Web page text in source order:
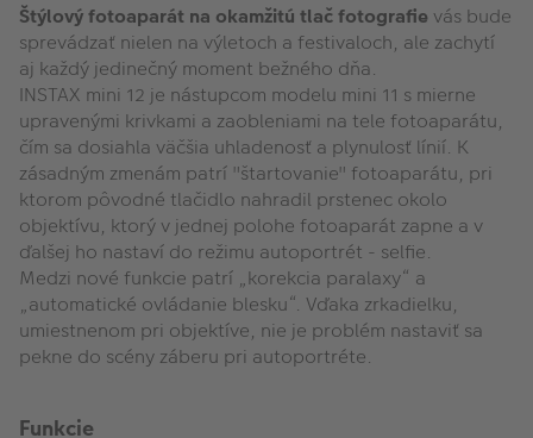
Štýlový fotoaparát na okamžitú tlač fotografie vás bude
sprevádzať nielen na výletoch a festivaloch, ale zachytí
aj každý jedinečný moment bežného dňa.
INSTAX mini 12 je nástupcom modelu mini 11 s mierne
upravenými krivkami a zaobleniami na tele fotoaparátu,
čím sa dosiahla väčšia uhladenosť a plynulosť línií. K
zásadným zmenám patrí "štartovanie" fotoaparátu, pri
ktorom pôvodné tlačidlo nahradil prstenec okolo
objektívu, ktorý v jednej polohe fotoaparát zapne a v
ďalšej ho nastaví do režimu autoportrét - selfie.
Medzi nové funkcie patrí „korekcia paralaxy“ a
„automatické ovládanie blesku“. Vďaka zrkadielku,
umiestnenom pri objektíve, nie je problém nastaviť sa
pekne do scény záberu pri autoportréte.
Funkcie